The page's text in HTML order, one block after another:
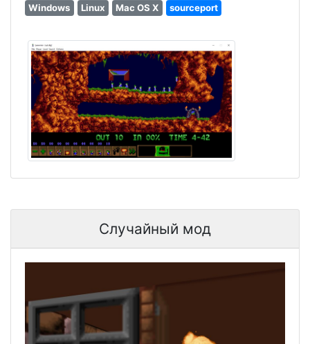
Windows Linux Mac OS X sourceport
Случайный мод